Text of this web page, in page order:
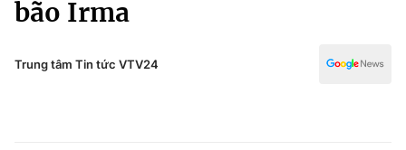
Xã hội
Pháp luật
Văn hóa - Giải trí
bão Irma
Trung tâm Tin tức VTV24